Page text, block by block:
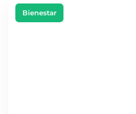
Bienestar